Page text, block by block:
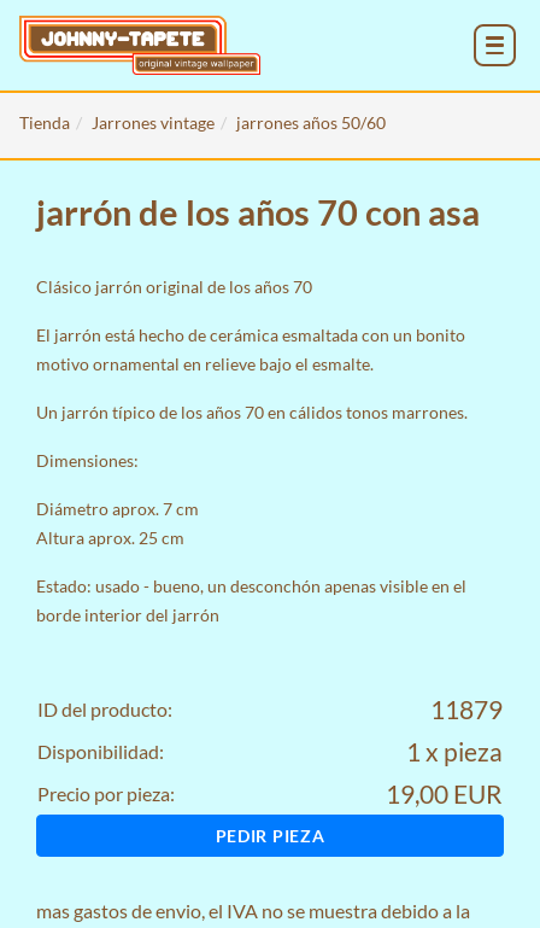
Tienda Jarrones vintage jarrones años 50/60
jarrón de los años 70 con asa
Clásico jarrón original de los años 70
El jarrón está hecho de cerámica esmaltada con un bonito
motivo ornamental en relieve bajo el esmalte.
Un jarrón típico de los años 70 en cálidos tonos marrones.
Dimensiones:
Diámetro aprox. 7 cm
Altura aprox. 25 cm
Estado: usado - bueno, un desconchón apenas visible en el
borde interior del jarrón
ID del producto: 11879
Disponibilidad: 1 x pieza
Precio por pieza: 19,00 EUR
PEDIR PIEZA
masgastos de envio, el IVA no se muestra debido a la